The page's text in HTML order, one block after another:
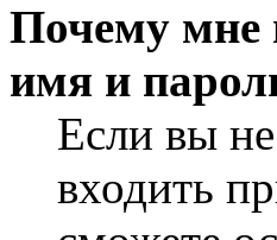
Почему мне
имя и
Если вы
входить